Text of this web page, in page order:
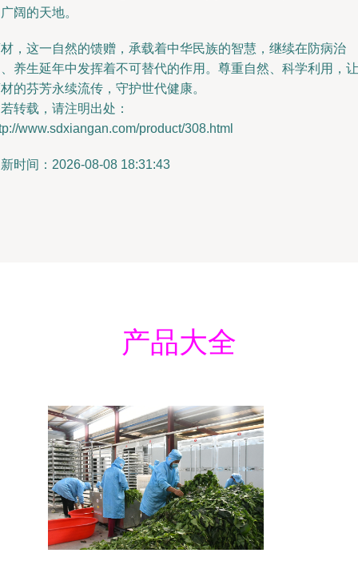
阔的天地。
，这一自然的馈赠，承载着中华民族的智慧，继续在防病治
养生延年中发挥着不可替代的作用。尊重自然、科学利用，让
的芬芳永续流传，守护世代健康。
转载，请注明出处：
www.sdxiangan.com/product/308.html
时间：2026-08-08 18:31:43
产品大全